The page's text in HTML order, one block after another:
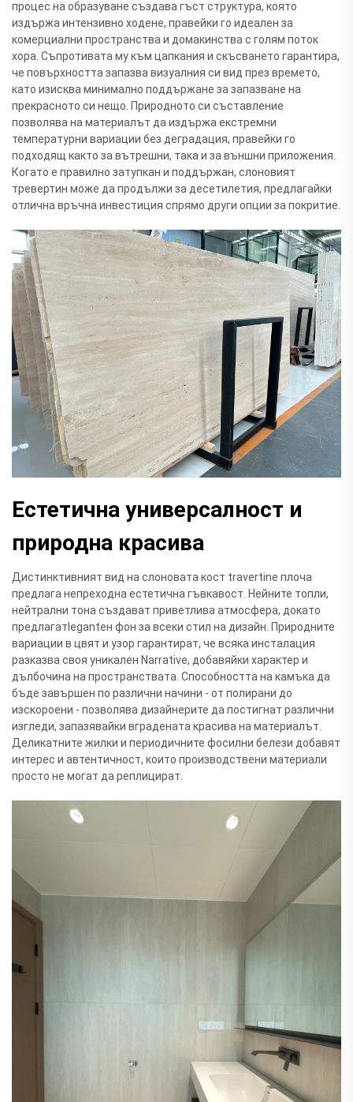
процес на образуване създава гъст структура, която
издържа интензивно ходене, правейки го идеален за
комерциални пространства и домакинства с голям поток
хора. Съпротивата му към цапкания и скъсването гарантира,
че повърхността запазва визуалния си вид през времето,
като изисква минимално поддържане за запазване на
прекрасното си нещо. Природното си съставление
позволява на материалът да издържа екстремни
температурни вариации без деградация, правейки го
подходящ както за вътрешни, така и за външни приложения.
Когато е правилно затупкан и поддържан, слоновият
тревертин може да продължи за десетилетия, предлагайки
отлична връчна инвестиция спрямо други опции за покритие.
Естетична универсалност и
природна красива
Дистинктивният вид на слоновата кост travertine плоча
предлага непреходна естетична гъвкавост. Нейните топли,
нейтрални тона създават приветлива атмосфера, докато
предлагатlegantен фон за всеки стил на дизайн. Природните
вариации в цвят и узор гарантират, че всяка инсталация
разказва своя уникален Narrative, добавяйки характер и
дълбочина на пространствата. Способността на камъка да
бъде завършен по различни начини - от полирани до
изскороени - позволява дизайнерите да постигнат различни
изгледи, запазявайки вградената красива на материалът.
Деликатните жилки и периодичните фосилни белези добавят
интерес и автентичност, които производствени материали
просто не могат да реплицират.